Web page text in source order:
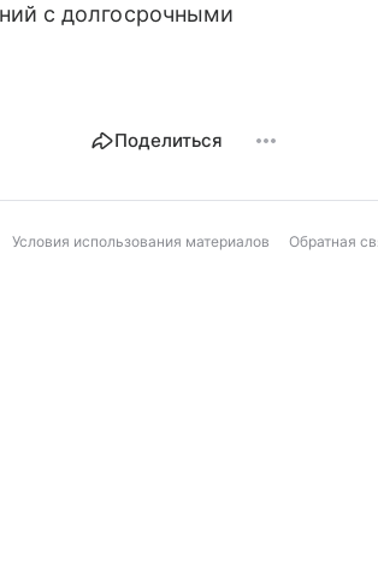
с долгосрочными
Поделиться
Условия использования материалов Обратная